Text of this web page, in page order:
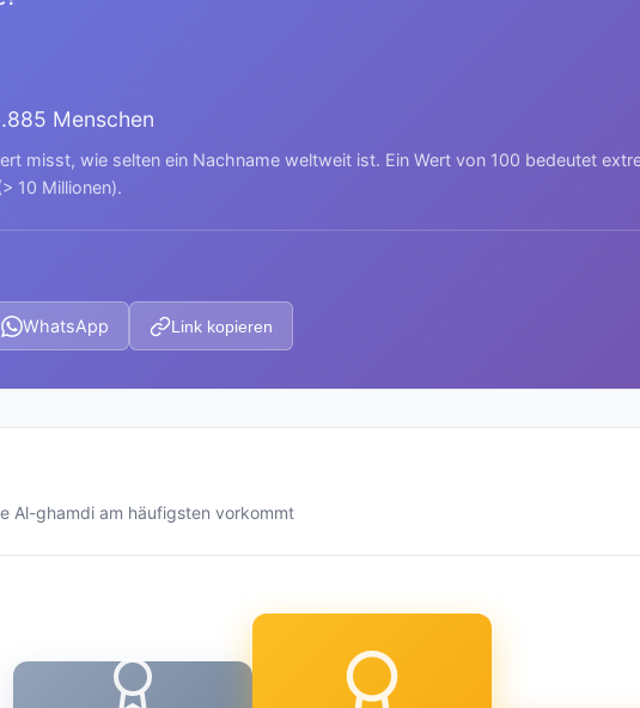
Menschen
misst, wie selten ein Nachname weltweit ist. Ein Wert von 100 bedeutet
10 Millionen).
WhatsApp Link kopieren
Al-ghamdi am häufigsten vorkommt